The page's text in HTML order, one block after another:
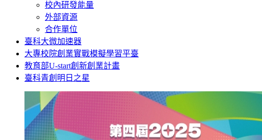
校內研發能量
外部資源
合作單位
臺科大微加速器
大專校院創業實戰模擬學習平臺
教育部U-start創新創業計畫
臺科青創明日之星